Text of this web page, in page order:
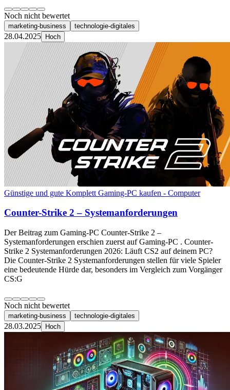
Noch nicht bewertet
marketing-business technologie-digitales
28.04.2025 Hoch
Günstige und gute Komplett Gaming-PC kaufen - Computer
Counter-Strike 2 – Systemanforderungen
Der Beitrag zum Gaming-PC Counter-Strike 2 –
Systemanforderungen erschien zuerst auf Gaming-PC . Counter-
Strike 2 Systemanforderungen 2026: Läuft CS2 auf deinem PC?
Die Counter-Strike 2 Systemanforderungen stellen für viele Spieler
eine bedeutende Hürde dar, besonders im Vergleich zum Vorgänger
CS:G
Noch nicht bewertet
marketing-business technologie-digitales
28.03.2025 Hoch